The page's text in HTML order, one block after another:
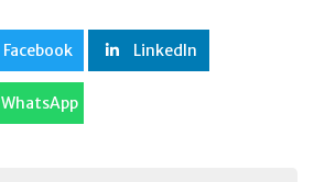
Facebook LinkedIn
WhatsApp